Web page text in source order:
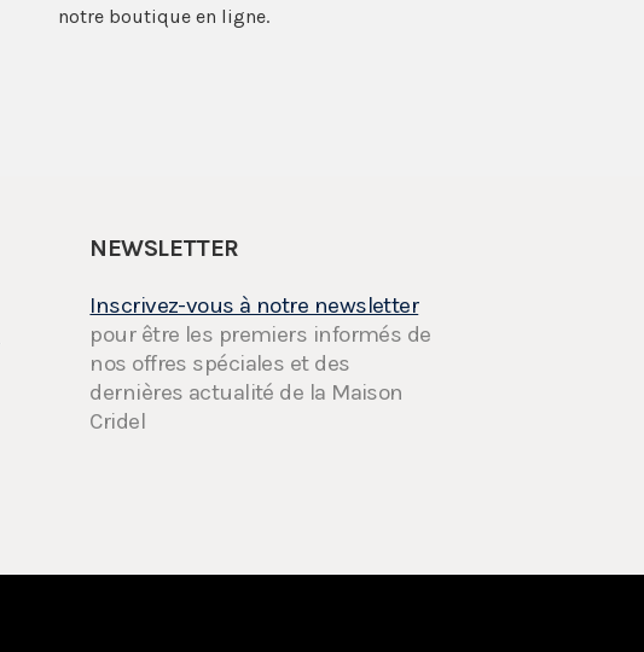
notre boutique en ligne.
NEWSLETTER
Inscrivez-vous à notre newsletter
pour être les premiers informés de
nos offres spéciales et des
dernières actualité de la Maison
Cridel